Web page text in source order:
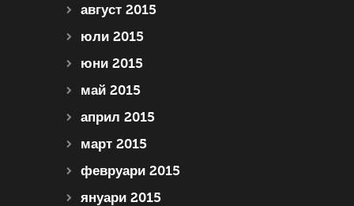
август 2015
юли 2015
юни 2015
май 2015
април 2015
март 2015
февруари 2015
януари 2015